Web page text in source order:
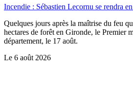
Incendie : Sébastien Lecornu se rendra
Quelques jours après la maîtrise du feu
hectares de forêt en Gironde, le Premier
département, le 17 août.
Le 6 août 2026